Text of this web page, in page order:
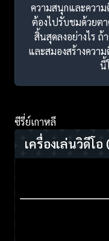
ความสนุกและควา
ต้องไปรับชมด้วยต
สิ้นสุดลงอย่างไร
และสมองสร้างควา
นี้
ซีรี่ย์เกาหลี
เครื่องเล่นวิดีโอ